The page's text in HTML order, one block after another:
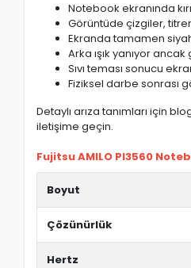
Notebook ekranında
Görüntüde çizgiler,
Ekranda tamamen
Arka ışık yanıyor
Sıvı teması sonucu
Fiziksel darbe sonrası
Detaylı arıza tanımları için
iletişime geçin.
Fujitsu AMILO PI3560
Boyut
Çözünürlük
Hertz